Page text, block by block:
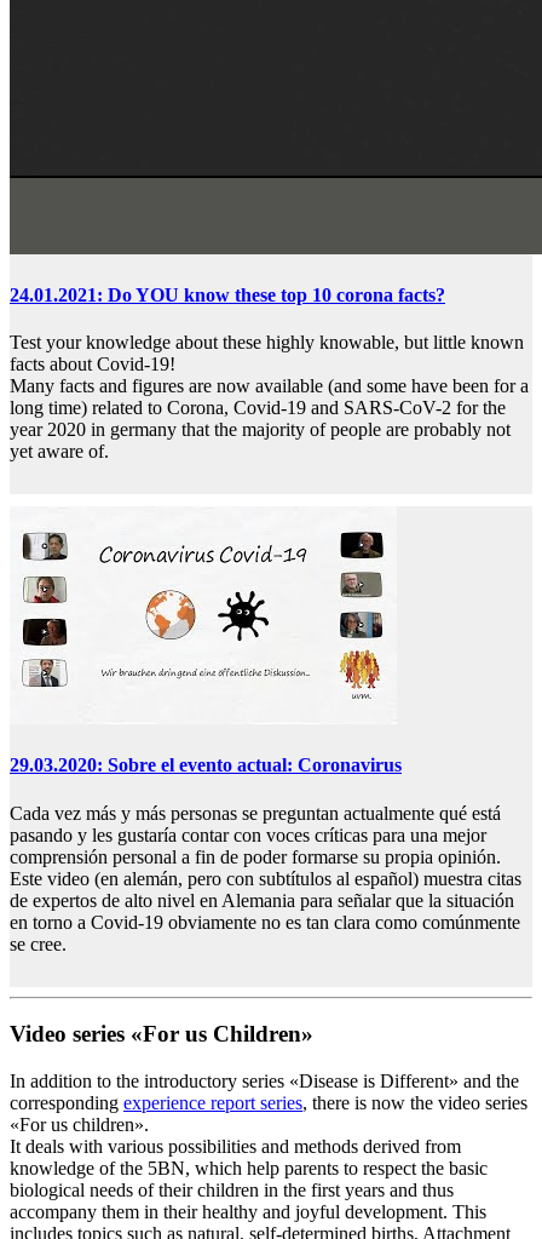
24.01.2021: Do YOU know these top 10 corona facts?
Test your knowledge about these highly knowable, but little known
facts about Covid-19!
Many facts and figures are now available (and some have been for a
long time) related to Corona, Covid-19 and SARS-CoV-2 for the
year 2020 in germany that the majority of people are probably not
yet aware of.
29.03.2020: Sobre el evento actual: Coronavirus
Cada vez más y más personas se preguntan actualmente qué está
pasando y les gustaría contar con voces críticas para una mejor
comprensión personal a fin de poder formarse su propia opinión.
Este video (en alemán, pero con subtítulos al español) muestra citas
de expertos de alto nivel en Alemania para señalar que la situación
en torno a Covid-19 obviamente no es tan clara como comúnmente
se cree.
Video series «For us Children»
In addition to the introductory series «Disease is Different» and the
corresponding experience report series, there is now the video series
«For us children».
It deals with various possibilities and methods derived from
knowledge of the 5BN, which help parents to respect the basic
biological needs of their children in the first years and thus
accompany them in their healthy and joyful development. This
includes topics such as natural, self-determined births, Attachment